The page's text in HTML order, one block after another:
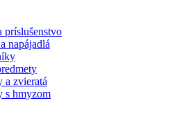
príslušenstvo
napájadlá
a zvieratá
s hmyzom